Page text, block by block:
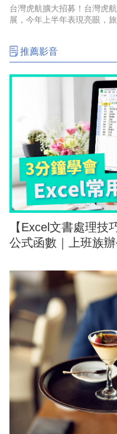
台灣虎航擴大招募！台灣虎
展，今年上半年表現亮眼，
推薦影音
【Excel文書處理技
公式函數｜上班族